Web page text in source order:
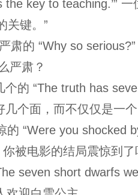
the key to teaching.’”
关键。”
肃的 “Why so
严肃？
个的 “The truth has
几个面，而不仅仅是一
的 “Were you shocked
被电影的结局震惊到了
seven short dwarfs